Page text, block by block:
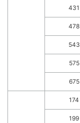
431
478
543
575
675
174
199